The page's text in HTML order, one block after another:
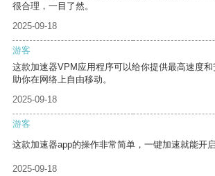
很合理，一目了然。
2025-09-18
游客
这款加速器VPM应用程序可以给你提供最高速度
助你在网络上自由移动。
2025-09-18
游客
这款加速器app的操作非常简单，一键加速就能开
2025-09-18